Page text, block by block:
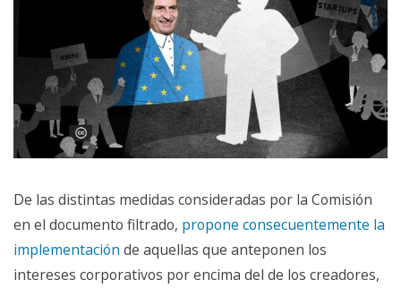
De las distintas medidas consideradas por la Comisión
en el documento filtrado, propone consecuentemente la
implementación de aquellas que anteponen los
intereses corporativos por encima del de los creadores,